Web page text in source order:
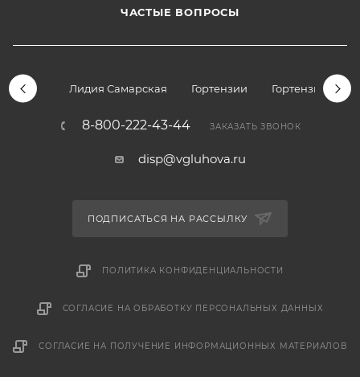
ЧАСТЫЕ ВОПРОСЫ
Лидия Самарская Гортензии Гортензии
8-800-222-43-44 ЗАКАЗАТЬ ЗВОНОК
disp@vgluhova.ru
ПОДПИСАТЬСЯ НА РАССЫЛКУ
ПОЛИТИКА КОНФИДЕНЦИАЛЬНОСТИ
СОГЛАСИЕ НА ОБРАБОТКУ ПЕРСОНАЛЬНЫХ ДАННЫХ
СОГЛАСИЕ НА ПОЛУЧЕНИЕ ИНФОРМАЦИОННЫХ МАТЕРИАЛОВ